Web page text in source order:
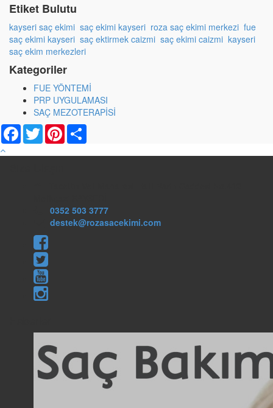
Etiket Bulutu
kayseri saç ekimi saç ekimi kayseri roza saç ekimi merkezi fue
saç ekimi kayseri saç ektirmek caizmi saç ekimi caizmi kayseri
saç ekim merkezleri
Kategoriler
FUE YÖNTEMİ
PRP UYGULAMASI
SAÇ MEZOTERAPİSİ
Facebook
TwitterPinterest
0352 503 3777
destek@rozasacekimi.com